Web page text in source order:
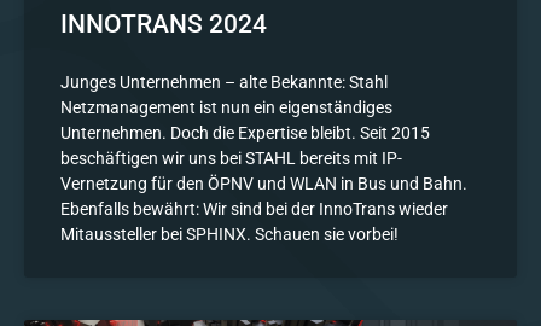
INNOTRANS 2024
Junges Unternehmen – alte Bekannte: Stahl
Netzmanagement ist nun ein eigenständiges
Unternehmen. Doch die Expertise bleibt. Seit 2015
beschäftigen wir uns bei STAHL bereits mit IP-
Vernetzung für den ÖPNV und WLAN in Bus und Bahn.
Ebenfalls bewährt: Wir sind bei der InnoTrans wieder
Mitaussteller bei SPHINX. Schauen sie vorbei!